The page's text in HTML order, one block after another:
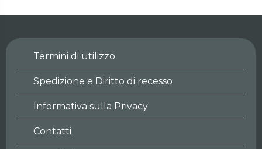
Termini di utilizzo
Spedizione e Diritto di recesso
Informativa sulla Privacy
Contatti